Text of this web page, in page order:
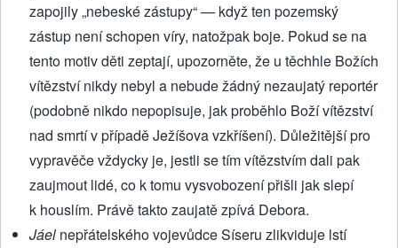
zapojily „nebeské zástupy“ — když ten pozemský
zástup není schopen víry, natožpak boje. Pokud se na
tento motiv děti zeptají, upozorněte, že u těchhle Božích
vítězství nikdy nebyl a nebude žádný nezaujatý reportér
(podobně nikdo nepopisuje, jak proběhlo Boží vítězství
nad smrtí v případě Ježíšova vzkříšení). Důležitější pro
vypravěče vždycky je, jestli se tím vítězstvím dali pak
zaujmout lidé, co k tomu vysvobození přišli jak slepí
k houslím. Právě takto zaujatě zpívá Debora.
Jáel nepřátelského vojevůdce Síseru zlikviduje lstí